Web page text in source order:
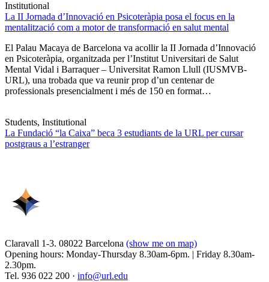
Institutional
La II Jornada d’Innovació en Psicoteràpia posa el focus en la
mentalització com a motor de transformació en salut mental
El Palau Macaya de Barcelona va acollir la II Jornada d’Innovació
en Psicoteràpia, organitzada per l’Institut Universitari de Salut
Mental Vidal i Barraquer – Universitat Ramon Llull (IUSMVB-
URL), una trobada que va reunir prop d’un centenar de
professionals presencialment i més de 150 en format…
Students, Institutional
La Fundació “la Caixa” beca 3 estudiants de la URL per cursar
postgraus a l’estranger
Claravall 1-3. 08022 Barcelona (show me on map)
Opening hours: Monday-Thursday 8.30am-6pm. | Friday 8.30am-
2.30pm.
Tel. 936 022 200 · info@url.edu